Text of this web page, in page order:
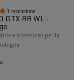
1 recensione
GTX RR WL -
e silenzioso per la